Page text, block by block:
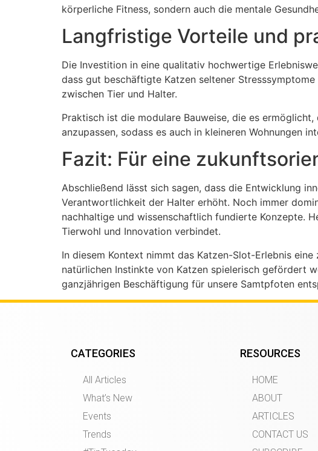
körperliche Fitness, sondern auch die mentale
Langfristige Vorteile und
Die Investition in eine qualitativ hochwertige
dass gut beschäftigte Katzen seltener
zwischen Tier und Halter.
Praktisch ist die modulare Bauweise, die es
anzupassen, sodass es auch in kleineren Wohnungen
Fazit: Für eine
Abschließend lässt sich sagen, dass die Entwicklung
Verantwortlichkeit der Halter erhöht. Noch immer
nachhaltige und wissenschaftlich fundierte Konzepte.
Tierwohl und Innovation verbindet.
In diesem Kontext nimmt das Katzen-Slot-Erlebnis
natürlichen Instinkte von Katzen spielerisch gefördert
ganzjährigen Beschäftigung für unsere Samtpfoten
CATEGORIES
All Articles
What’s New
Events
Trends
RESOURCES
HOME
ABOUT
ARTICLES
CONTACT US